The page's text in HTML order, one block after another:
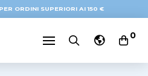
ORDINI SUPERIORI AI 150 €
0